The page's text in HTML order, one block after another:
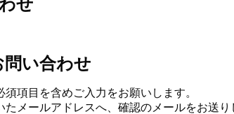
せ
い合わせ
項目を含めご入力をお願いします。
たメールアドレスへ、確認のメールをお送り